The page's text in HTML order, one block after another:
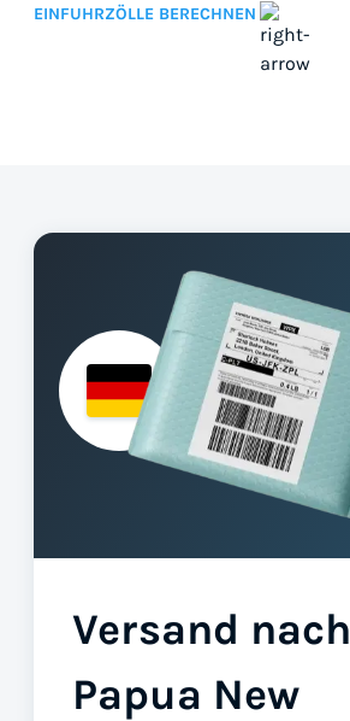
EINFUHRZÖLLE BERECHNEN
Versand nach
Papua New